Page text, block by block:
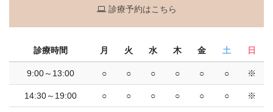
診療予約はこちら
診療時間 月 火 水 木 金 土 日
9:00～13:00 ○ ○ ○ ○ ○ ○ ※
14:30～19:00 ○ ○ ○ ○ ○ ○ ※